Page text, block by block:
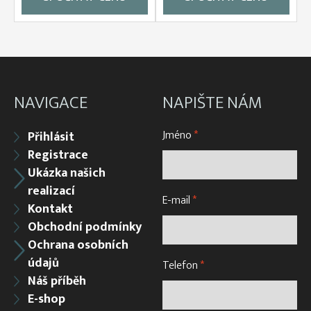
NAVIGACE
Přihlásit
Registrace
Ukázka našich
realizací
Kontakt
Obchodní podmínky
Ochrana osobních
údajů
Náš příběh
E-shop
NAPIŠTE NÁM
Jméno*
E-mail*
Telefon*